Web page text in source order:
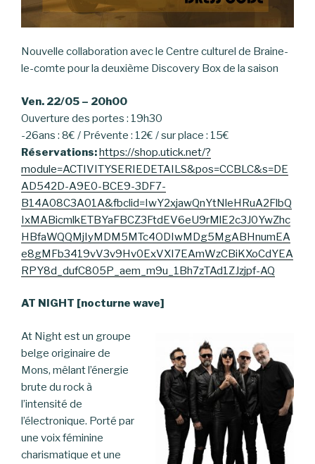
Nouvelle collaboration avec le Centre culturel de Braine-
le-comte pour la deuxième Discovery Box de la saison
Ven. 22/05 – 20h00
Ouverture des portes : 19h30
-26ans : 8€ / Prévente : 12€ / sur place : 15€
Réservations:https://shop.utick.net/?
module=ACTIVITYSERIEDETAILS&pos=CCBLC&s=DE
AD542D-A9E0-BCE9-3DF7-
B14A08C3A01A&fbclid=IwY2xjawQnYtNleHRuA2FlbQ
IxMABicmlkETBYaFBCZ3FtdEV6eU9rMlE2c3J0YwZhc
HBfaWQQMjIyMDM5MTc4ODIwMDg5MgABHnumEA
e8gMFb3419vV3v9Hv0ExVXI7EAmWzCBiKXoCdYEA
RPY8d_dufC805P_aem_m9u_1Bh7zTAd1ZJzjpf-AQ
AT NIGHT [nocturne wave]
At Night est un groupe
belge originaire de
Mons, mêlant l’énergie
brute du rock à
l’intensité de
l’électronique. Porté par
une voix féminine
charismatique et une